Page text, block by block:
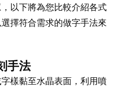
以下將為您比較介紹各式
擇符合需求的做字手法來
手法
樣黏至水晶表面，利用噴